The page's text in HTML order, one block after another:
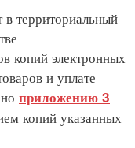
территориальный
копий электронных
и уплате
приложению 3
копий указанных